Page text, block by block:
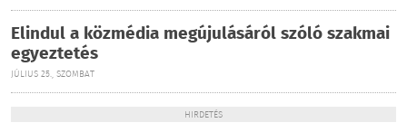
Elindul a közmédia megújulásáról szóló szakmai
egyeztetés
JÚLIUS 25., SZOMBAT
HIRDETÉS